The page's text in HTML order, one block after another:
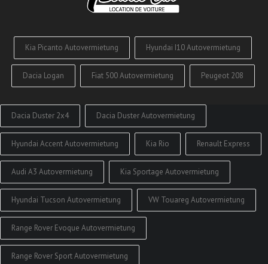
Kia Picanto Autovermietung Hyundai I10 Autovermietung
Dacia Logan Fiat 500 Autovermietung Peugeot 208
Dacia Duster 2x4 Dacia Duster Autovermietung
Hyundai Accent Autovermietung Kia Rio Renault Express
Audi A3 Autovermietung Kia Sportage Autovermietung
Hyundai Tucson Autovermietung VW Touareg Autovermietung
Range Rover Evoque Autovermietung
Range Rover Sport Autovermietung